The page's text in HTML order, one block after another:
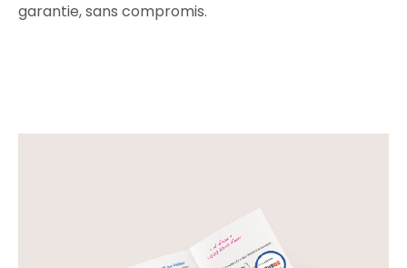
garantie, sans compromis.